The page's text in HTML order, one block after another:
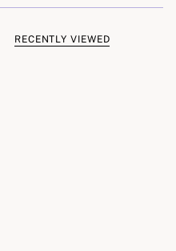
de droger
RECENTLY VIEWED